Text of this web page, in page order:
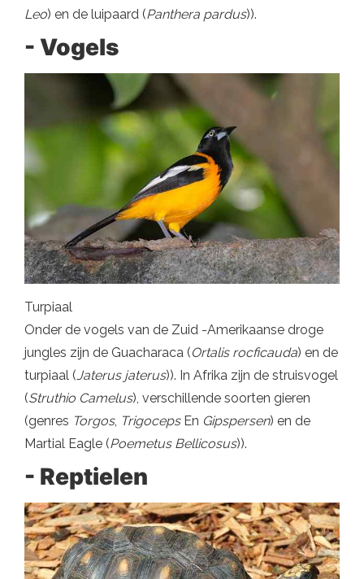
Leo) en de luipaard (Panthera pardus)).
- Vogels
Turpiaal
Onder de vogels van de Zuid -Amerikaanse droge
jungles zijn de Guacharaca (Ortalis rocficauda) en de
turpiaal (Jaterus jaterus)). In Afrika zijn de struisvogel
(Struthio Camelus), verschillende soorten gieren
(genres Torgos, TrigocepsEn Gipspersen) en de
Martial Eagle (Poemetus Bellicosus)).
- Reptielen